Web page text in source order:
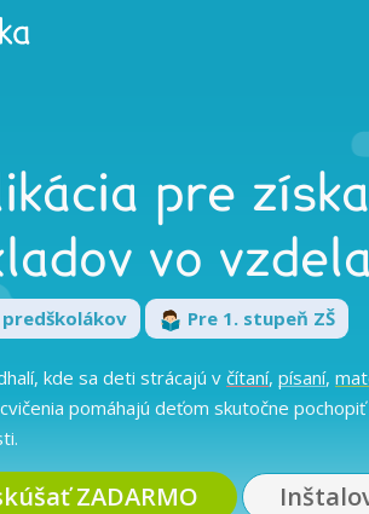
pre
vo
predškolákov Pre 1. stupeň ZŠ
kde sa deti strácajú v čítaní, písaní,
pomáhajú deťom skutočne
ZADARMO